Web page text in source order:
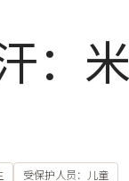
：
受保护人员：儿童